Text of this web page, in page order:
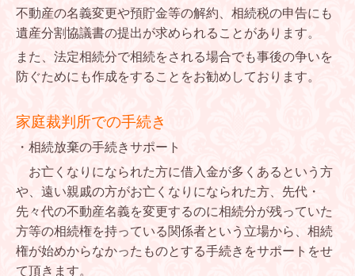
不動産の名義変更や預貯金等の解約、相続税の申告にも
遺産分割協議書の提出が求められることがあります。
また、法定相続分で相続をされる場合でも事後の争いを
防ぐためにも作成をすることをお勧めしております。
家庭裁判所での手続き
・相続放棄の手続きサポート
お亡くなりになられた方に借入金が多くあるという方
や、遠い親戚の方がお亡くなりになられた方、先代・
先々代の不動産名義を変更するのに相続分が残っていた
方等の相続権を持っている関係者という立場から、相続
権が始めからなかったものとする手続きをサポートをせ
て頂きます。